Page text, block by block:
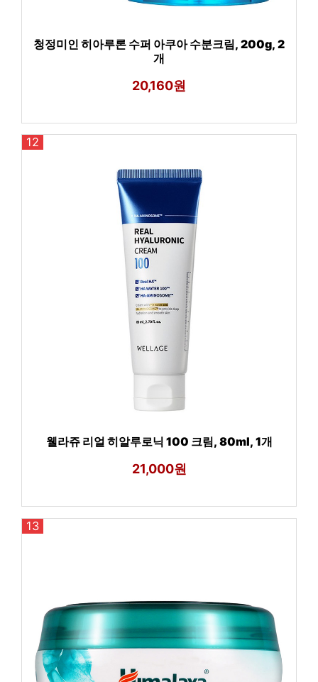
청정미인 히아루론 수퍼 아쿠아 수분크림, 200g, 2
개
20,160원
12
웰라쥬 리얼 히알루로닉 100 크림, 80ml, 1개
21,000원
13